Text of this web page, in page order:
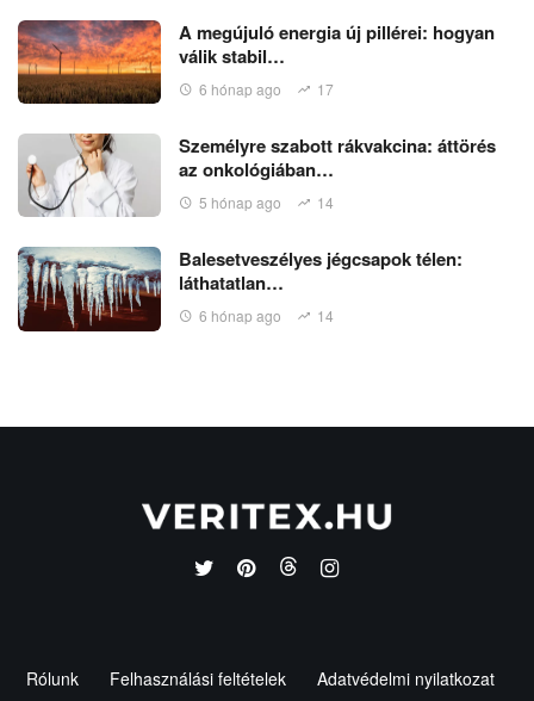
A megújuló energia új pillérei: hogyan
válik stabil…
6 hónap ago 17
Személyre szabott rákvakcina: áttörés
az onkológiában…
5 hónap ago 14
Balesetveszélyes jégcsapok télen:
láthatatlan…
6 hónap ago 14
Rólunk Felhasználási feltételek Adatvédelmi nyilatkozat